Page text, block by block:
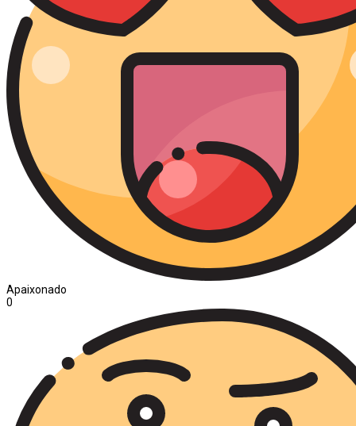
Apaixonado
0